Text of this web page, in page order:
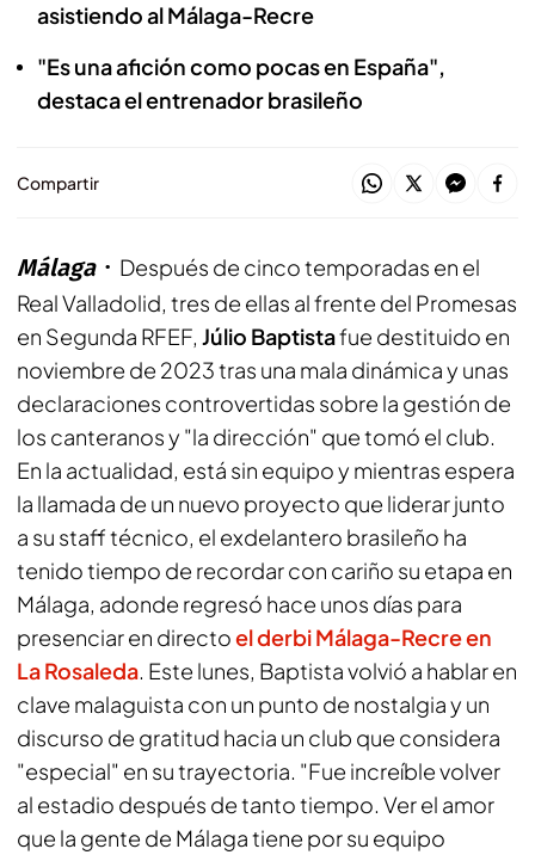
asistiendo al Málaga-Recre
"Es una afición como pocas en España",
destaca el entrenador brasileño
Compartir
Málaga
Después de cinco temporadas en el
Real Valladolid, tres de ellas al frente del Promesas
en Segunda RFEF, Júlio Baptistafue destituido en
noviembre de 2023 tras una mala dinámica y unas
declaraciones controvertidas sobre la gestión de
los canteranos y "la dirección" que tomó el club.
En la actualidad, está sin equipo y mientras espera
la llamada de un nuevo proyecto que liderar junto
a su staff técnico, el exdelantero brasileño ha
tenido tiempo de recordar con cariño su etapa en
Málaga, adonde regresó hace unos días para
presenciar en directoel derbi Málaga-Recre en
La Rosaleda. Este lunes, Baptista volvió a hablar en
clave malaguista con un punto de nostalgia y un
discurso de gratitud hacia un club que considera
"especial" en su trayectoria. "Fue increíble volver
al estadio después de tanto tiempo. Ver el amor
que la gente de Málaga tiene por su equipo